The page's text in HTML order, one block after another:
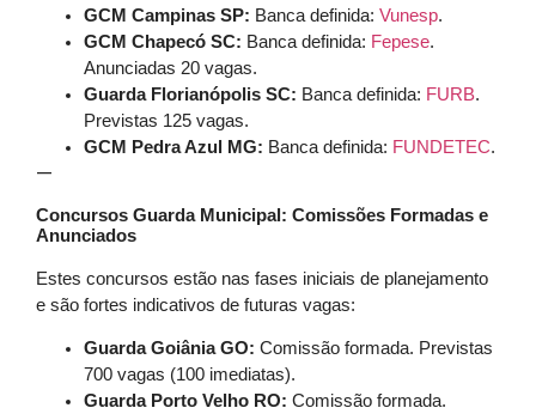
GCM Campinas SP: Banca definida: Vunesp.
GCM Chapecó SC: Banca definida: Fepese.
Anunciadas 20 vagas.
Guarda Florianópolis SC: Banca definida: FURB.
Previstas 125 vagas.
GCM Pedra Azul MG: Banca definida: FUNDETEC.
—
Concursos Guarda Municipal: Comissões Formadas e
Anunciados
Estes concursos estão nas fases iniciais de planejamento
e são fortes indicativos de futuras vagas:
Guarda Goiânia GO: Comissão formada. Previstas
700 vagas (100 imediatas).
Guarda Porto Velho RO: Comissão formada.